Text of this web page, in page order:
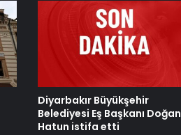
Diyarbakır Büyükşehir
Belediyesi Eş Başkanı Doğan
Hatun istifa etti